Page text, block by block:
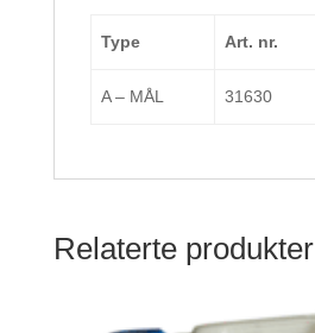
Type Art. nr.
A – MÅL 31630
Relaterte produkter